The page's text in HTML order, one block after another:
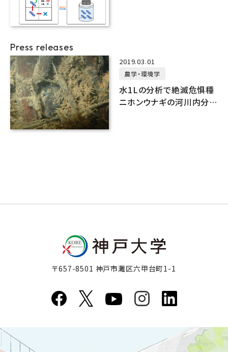
Press releases
2019.03.01
農学・環境学
水1Lの分析で絶滅危惧種
ニホンウナギの河川内分
〒657-8501 神戸市灘区六甲台町1-1